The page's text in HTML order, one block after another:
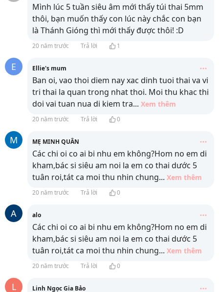
Mình lúc 5 tuần siêu âm mới thấy túi thai 5mm
thôi, bạn muốn thấy con lúc này chắc con bạn
là Thánh Gióng thì mới thấy được thôi! :D
20 năm trước Trả lời 1
E Ellie's mum
Ban oi, vao thoi diem nay xac dinh tuoi thai va vi
tri thai la quan trong nhat thoi. Moi thu khac thi
doi vai tuan nua di kiem tra... Xem thêm
20 năm trước Trả lời 0
M MẸ MINH QUÂN
Các chi oi co ai bi nhu em không?Hom no em di
kham,bác si siêu am noi la em co thai dước 5
tuân roi,tát ca moi thu nhin chung... Xem thêm
20 năm trước Trả lời 0
A alo
Các chi oi co ai bi nhu em không?Hom no em di
kham,bác si siêu am noi la em co thai dước 5
tuân roi,tát ca moi thu nhin chung... Xem thêm
20 năm trước Trả lời 0
L Linh Ngọc Gia Bảo